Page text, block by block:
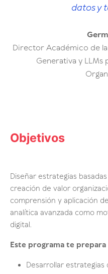
datos y
Director Académico de
Generativa y LLMs
Objetivos
Diseñar estrategias
creación de valor
comprensión y aplicación
analítica avanzada como
digital.
Este programa te prepara
Desarrollar